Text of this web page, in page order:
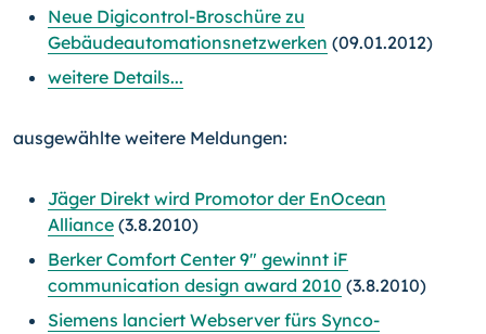
Neue Digicontrol-Broschüre zu
Gebäudeautomationsnetz­werken (09.01.2012)
weitere Details...
ausgewählte weitere Meldungen:
Jäger Direkt wird Promotor der EnOcean
Alliance (3.8.2010)
Berker Comfort Center 9" gewinnt iF
communication design award 2010 (3.8.2010)
Siemens lanciert Webserver fürs Synco-